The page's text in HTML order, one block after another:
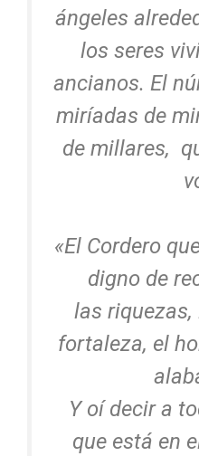
ángeles
los seres
ancianos. El
miríadas de
de millares,
«El Cordero
digno de
las
fortaleza, el
Y oí decir a
que está en